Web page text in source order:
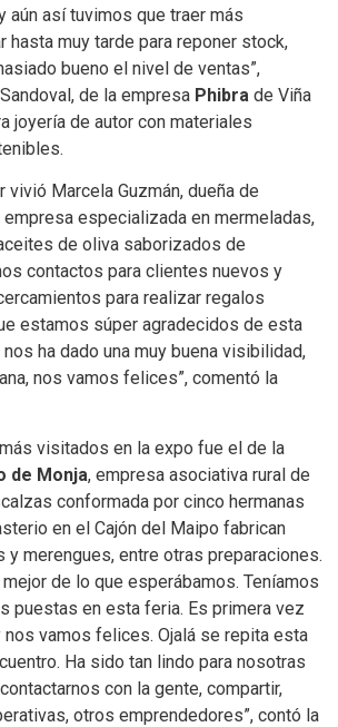
aún así tuvimos que traer más
hasta muy tarde para reponer stock,
bueno el nivel de ventas”,
de la empresa Phibra de Viña
joyería de autor con materiales
vivió Marcela Guzmán, dueña de
empresa especializada en mermeladas,
de oliva saborizados de
contactos para clientes nuevos y
para realizar regalos
estamos súper agradecidos de esta
ha dado una muy buena visibilidad,
nos vamos felices”, comentó la
visitados en la expo fue el de la
de Monja, empresa asociativa rural de
conformada por cinco hermanas
en el Cajón del Maipo fabrican
y merengues, entre otras preparaciones.
de lo que esperábamos. Teníamos
puestas en esta feria. Es primera vez
vamos felices. Ojalá se repita esta
Ha sido tan lindo para nosotras
con la gente, compartir,
otros emprendedores”, contó la